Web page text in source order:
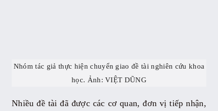
Nhóm tác giả thực hiện chuyển giao đề tài nghiên cứu khoa
học. Ảnh: VIỆT DŨNG
Nhiều đề tài đã được các cơ quan, đơn vị tiếp nhận,